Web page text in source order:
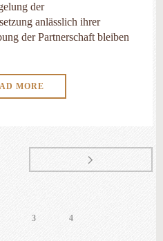
der
anlässlich ihrer
der Partnerschaft bleiben
MORE
3 4